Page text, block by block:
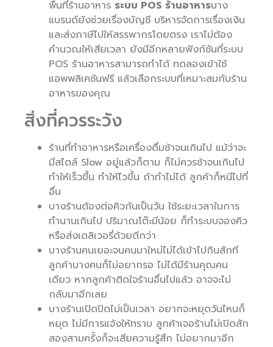
พื้นที่ร้านอาหาร ระบบ POS ร้านอาหารบาง
แบรนด์ยังช่วยเรื่องบัญชี บริหารจัดการเรื่องเงิน
และส่งภาษีไปให้สรรพากรโดยตรง เราไม่ต้อง
คำนวณให้เสียเวลา ยังมีอีกหลายฟังก์ชันที่ระบบ
POS ร้านอาหารสามารถทำได้ ทดลองเข้าใช้
แอพพลิเคชันฟรี แล้วเลือกระบบที่เหมาะสมกับร้าน
อาหารของคุณ
สิ่งที่ควรระวัง
ร้านที่ทำอาหารหรือเครื่องดื่มช้าจนเกินไป แม้ว่าจะ
มีสไตล์ Slow อยู่แล้วก็ตาม ก็ไม่ควรช้าจนเกินไป
ทำให้เร็วขึ้น ทำให้ไวขึ้น ถ้าทำไม่ได้ ลูกค้าก็หนีไปที่
อื่น
บางร้านต้องต่อคิวกันเป็นวัน ใช้ระยะเวลาในการ
ทำนานเกินไป ปริมาณโต๊ะมีน้อย ก็ทำระบบจองคิว
หรือส่งเดลิเวอรี่ด้วยดีกว่า
บางร้านคนเยอะจนคนมาใหม่ไม่ได้เข้าไปกินสักที
ลูกค้าบางคนก็ไม่อยากรอ ไม่ได้มีร้านคุณคน
เดียว หากลูกค้าติดใจร้านอื่นไปแล้ว อาจจะไม่
กลับมาอีกเลย
บางร้านเปิดปิดไม่เป็นเวลา อยากจะหยุดวันไหนก็
หยุด ไม่มีการแจ้งให้ทราบ ลูกค้าเจอร้านไม่เปิดสัก
สองสามครั้งก็จะเสียความรู้สึก ไม่อยากมาอีก